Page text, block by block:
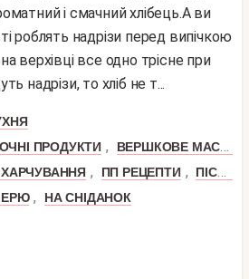
і смачний хлібець.А ви
роблять надрізи перед випічкою
верхівці все одно трісне при
надрізи, то хліб не т...
ПРОДУКТИ ,
ВЕРШКОВЕ МАСЛО
ХАРЧУВАННЯ , ПП РЕЦЕПТИ ,
ПІСНІ СТРАВИ
,
НА СНІДАНОК